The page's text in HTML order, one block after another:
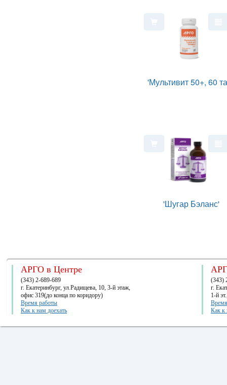
'Мультивит 50+, 60
'Шугар Бэланс'
АРГО в Центре
(343) 2-689-689
г. Екатеринбург, ул.Радищева, 10, 3-й этаж,
офис 319(до конца по коридору)
Время работы
Как к нам доехать
(343)
г.
1-й
Как к